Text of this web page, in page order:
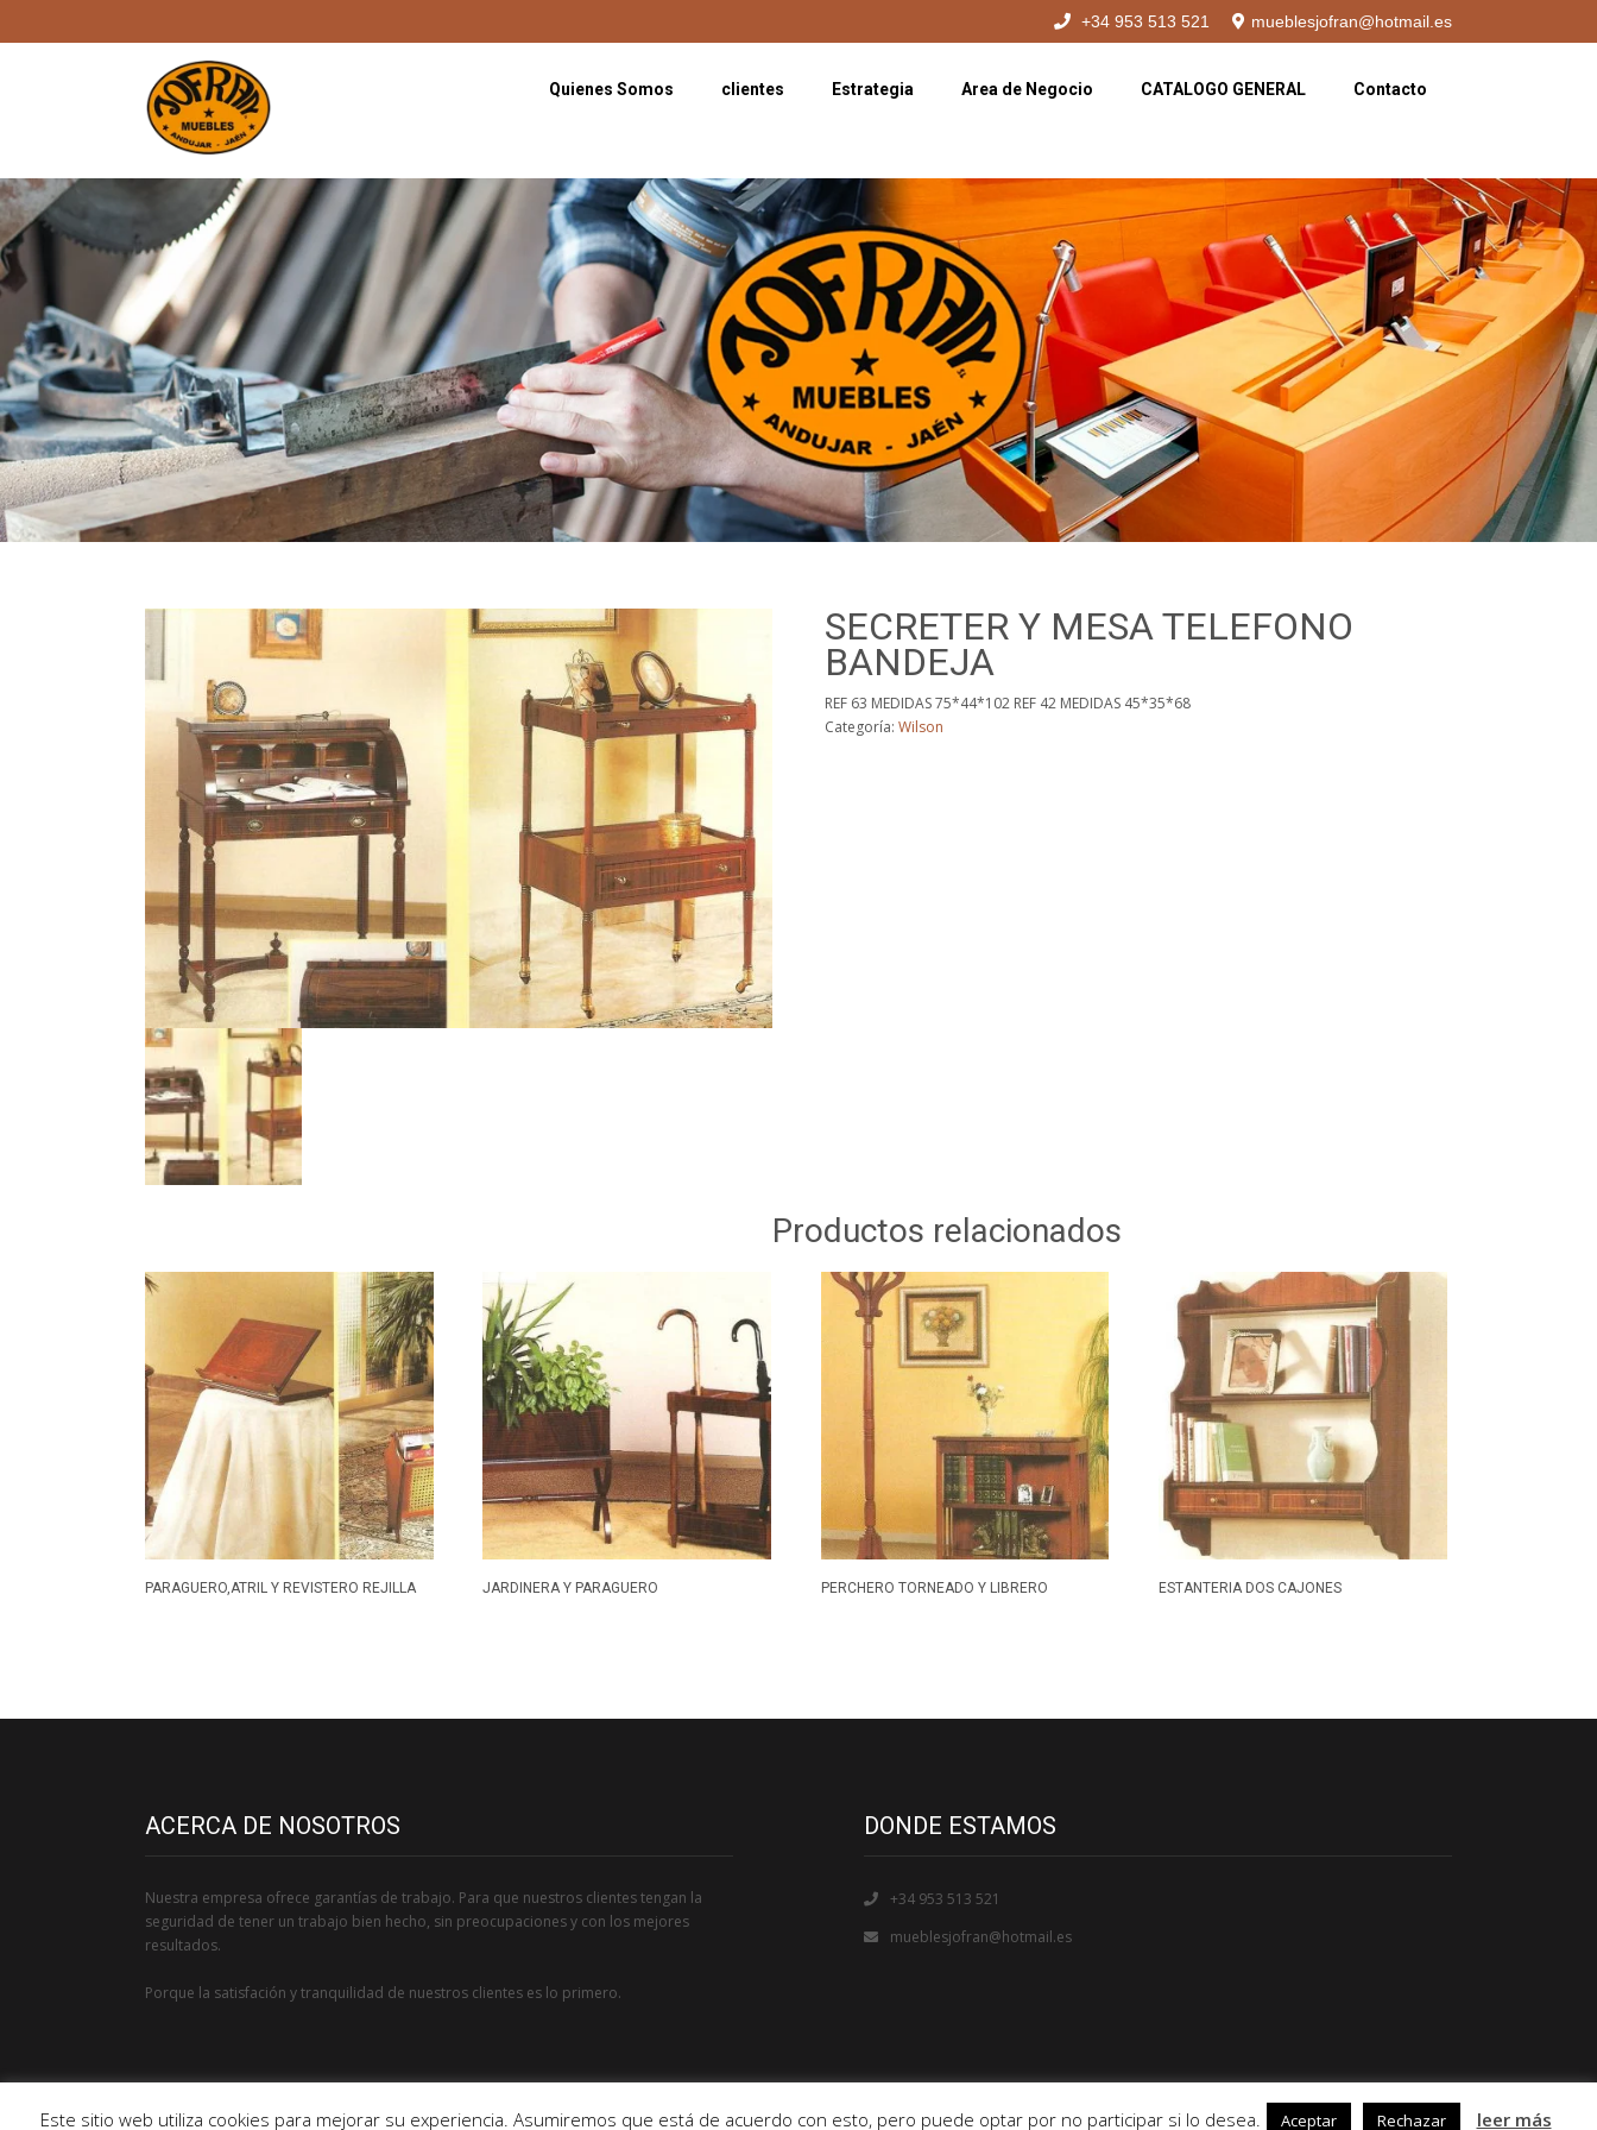
+34 953 513 521 mueblesjofran@hotmail.es
Quienes Somos clientes Estrategia Area de Negocio CATALOGO GENERAL Contacto
SECRETER Y MESA TELEFONO
BANDEJA
REF 63 MEDIDAS 75*44*102 REF 42 MEDIDAS 45*35*68
Categoría: Wilson
Productos relacionados
PARAGUERO,ATRIL Y REVISTERO REJILLA JARDINERA Y PARAGUERO PERCHERO TORNEADO Y LIBRERO ESTANTERIA DOS CAJONES
ACERCA DE NOSOTROS
Nuestra empresa ofrece garantías de trabajo. Para que nuestros clientes tengan la
seguridad de tener un trabajo bien hecho, sin preocupaciones y con los mejores
resultados.
Porque la satisfación y tranquilidad de nuestros clientes es lo primero.
DONDE ESTAMOS
+34 953 513 521
mueblesjofran@hotmail.es
Este sitio web utiliza cookies para mejorar su experiencia. Asumiremos que está de acuerdo con esto, pero puede optar por no participar si lo desea. Aceptar Rechazar leer más